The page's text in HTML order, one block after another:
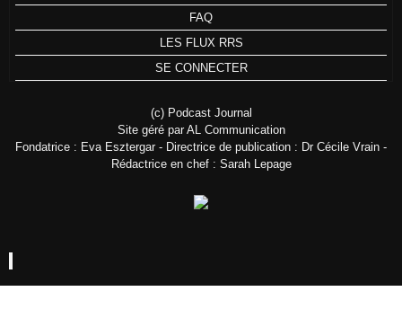
FAQ
LES FLUX RRS
SE CONNECTER
(c) Podcast Journal
Site géré par AL Communication
Fondatrice : Eva Esztergar - Directrice de publication : Dr Cécile Vrain -
Rédactrice en chef : Sarah Lepage